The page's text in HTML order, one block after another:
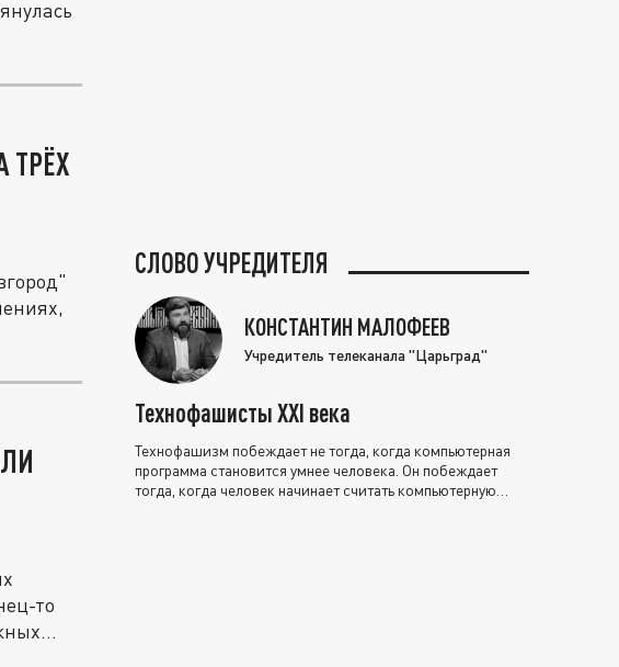
ТРЁХ
то
СЛОВО УЧРЕДИТЕЛЯ
КОНСТАНТИН МАЛОФЕЕВ
Учредитель телеканала "Царьград"
Технофашисты XXI века
Технофашизм побеждает не тогда, когда компьютерная
программа становится умнее человека. Он побеждает
тогда, когда человек начинает считать компьютерную